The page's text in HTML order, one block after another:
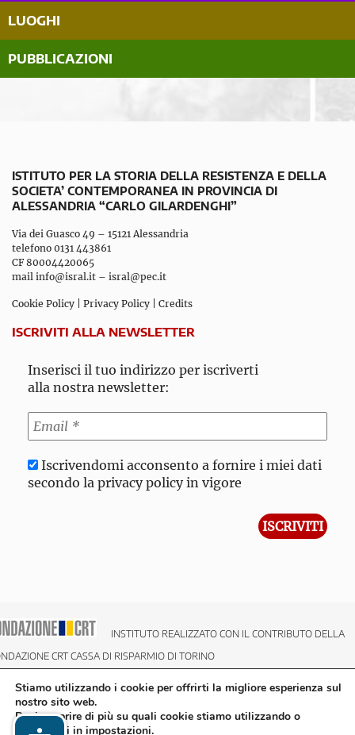
LUOGHI
PUBBLICAZIONI
ISTITUTO PER LA STORIA DELLA RESISTENZA E DELLA
SOCIETA’ CONTEMPORANEA IN PROVINCIA DI
ALESSANDRIA “CARLO GILARDENGHI”
Via dei Guasco 49 – 15121 Alessandria
telefono 0131 443861
CF 80004420065
mail info@isral.it – isral@pec.it
Cookie Policy Privacy Policy Credits
ISCRIVITI ALLA NEWSLETTER
Inserisci il tuo indirizzo per iscriverti
alla nostra newsletter:
Iscrivendomi acconsento a fornire i miei dati
secondo la privacy policy in vigore
INSTITUTO REALIZZATO CON IL CONTRIBUTO DELLA
CRT CASSA DI RISPARMIO DI TORINO
Stiamo utilizzando i cookie per offrirti la migliore esperienza sul
nostro sito web.
Puoi scoprire di più su quali cookie stiamo utilizzando o
disattivarli in impostazioni.